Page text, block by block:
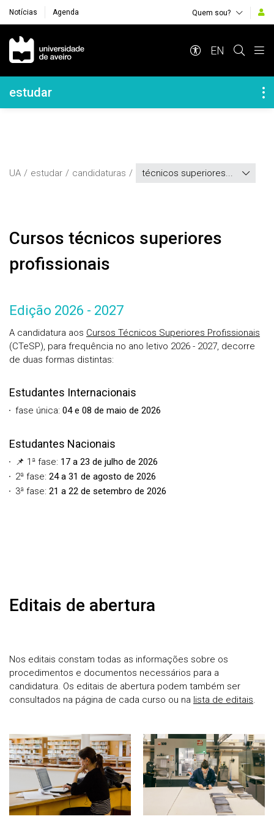
Notícias Agenda Quem sou?
Navegação Principal
EN
Navegação Lateral
estudar
UA estudar candidaturas técnicos superiores...
Cursos técnicos superiores
profissionais
Edição 2026 - 2027
A candidatura aos Cursos Técnicos Superiores Profissionais
(CTeSP), para frequência no ano letivo 2026 - 2027, decorre
de duas formas distintas:
Estudantes Internacionais
fase única: 04 e 08 de maio de 2026
Estudantes Nacionais
📌 1ª fase: 17 a 23 de julho de 2026
2ª fase: 24 a 31 de agosto de 2026
3ª fase: 21 a 22 de setembro de 2026
Editais de abertura
Nos editais constam todas as informações sobre os
procedimentos e documentos necessários para a
candidatura. Os editais de abertura podem também ser
consultados na página de cada curso ou na lista de editais.